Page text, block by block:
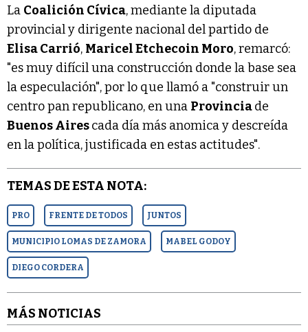
La Coalición Cívica, mediante la diputada
provincial y dirigente nacional del partido de
Elisa Carrió, Maricel Etchecoin Moro, remarcó:
"es muy difícil una construcción donde la base sea
la especulación", por lo que llamó a "construir un
centro pan republicano, en una Provinciade
Buenos Airescada día más anomica y descreída
en la política, justificada en estas actitudes".
TEMAS DE ESTA NOTA:
PRO FRENTE DE TODOS JUNTOS
MUNICIPIO LOMAS DE ZAMORA MABEL GODOY
DIEGO CORDERA
MÁS NOTICIAS